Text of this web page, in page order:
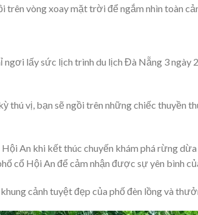
trên vòng xoay mặt trời để ngắm nhìn toàn
ngơi lấy sức lịch trình du lịch Đà Nẵng 3 ngày
thú vị, bạn sẽ ngồi trên những chiếc thuyền
An khi kết thúc chuyến khám phá rừng
cổ Hội An để cảm nhận được sự yên bình
cảnh tuyệt đẹp của phố đèn lồng và